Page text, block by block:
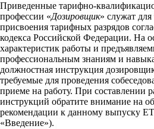
Приведенные тарифно-
профессии «Дозировщик» служат
присвоения тарифных разрядов
кодекса Российской Федерации. На
характеристик работы и
профессиональным знаниям и
должностная инструкция
требуемые для проведения
приеме на работу. При составлении
инструкций обратите внимание на
рекомендации к данному выпуску
«Введение»).